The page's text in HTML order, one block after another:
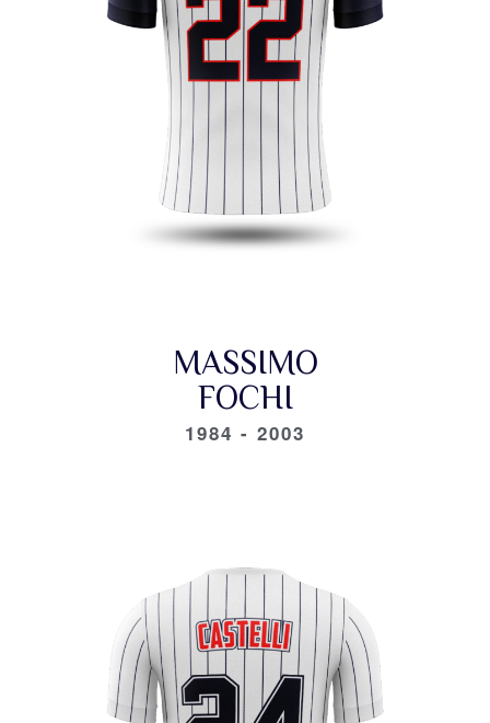
MASSIMO
FOCHI
1984 - 2003